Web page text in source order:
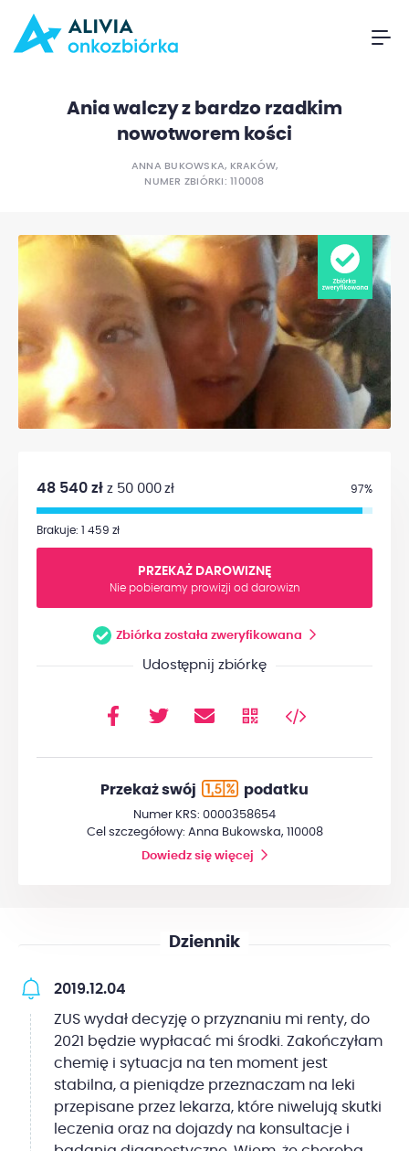
Ania walczy z bardzo rzadkim
nowotworem kości
ANNA BUKOWSKA, KRAKÓW,
NUMER ZBIÓRKI: 110008
48 540 zł z 50 000 zł 97%
Brakuje: 1 459 zł
PRZEKAŻ DAROWIZNĘ
Nie pobieramy prowizji od darowizn
Zbiórka została zweryfikowana
Udostępnij zbiórkę
Przekaż swój podatku
Numer KRS: 0000358654
Cel szczegółowy: Anna Bukowska, 110008
Dowiedz się więcej
Dziennik
2019.12.04
ZUS wydał decyzję o przyznaniu mi renty, do
2021 będzie wypłacać mi środki. Zakończyłam
chemię i sytuacja na ten moment jest
stabilna, a pieniądze przeznaczam na leki
przepisane przez lekarza, które niwelują skutki
leczenia oraz na dojazdy na konsultacje i